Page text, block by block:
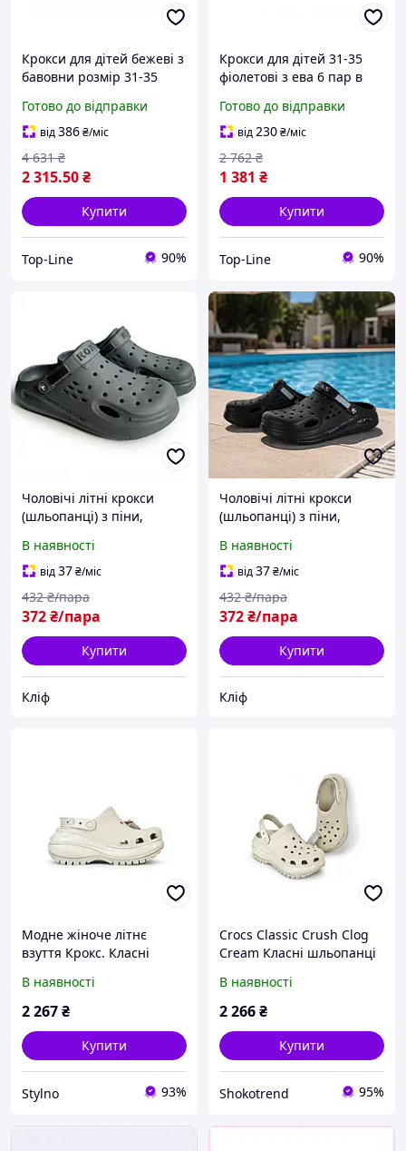
Крокси для дітей бежеві з
бавовни розмір 31-35
прогулянок і відпочинку
Готово до відправки
від386₴/міс
2 315.50₴
4 631 ₴
Купити
Top-Line 90%
Крокси для дітей 31-35
фіолетові з ева 6 пар в
носіння та прогулянок
Готово до відправки
від230₴/міс
1 381 ₴
2 762 ₴
Купити
Top-Line 90%
Чоловічі літні крокси
(шльопанці) з піни,
та відпочинку. Сірі
В наявності
від37₴/міс
372₴/пара
432 ₴/пара
Купити
Кліф
Чоловічі літні крокси
(шльопанці) з піни,
та відпочинку. Чорні
В наявності
від37₴/міс
372₴/пара
432 ₴/пара
Купити
Кліф
Модне жіноче літнє
взуття Крокс. Класні
Crocs Classic Crush Clog
Cream на літо.
В наявності
2 267₴
Купити
Stylno 93%
Crocs Classic Crush Clog
Cream Класні шльопанці
літнє взуття Крокс.
В наявності
2 266₴
Купити
Shokotrend 95%